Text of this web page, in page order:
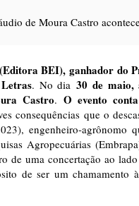
de Moura Castro
BEI), ganhador do
. No dia30 de
Castro.O evento
consequências que o
engenheiro-
Agropecuárias
de uma concertação ao
de ser um